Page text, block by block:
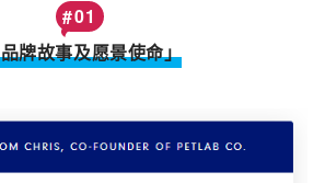
#01
牌故事及愿景使命」